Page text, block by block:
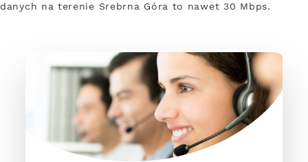
danych na terenie Srebrna Góra to nawet 30 Mbps.